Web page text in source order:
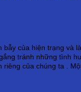
của hiện trạng
tránh những tình
của chúng ta .